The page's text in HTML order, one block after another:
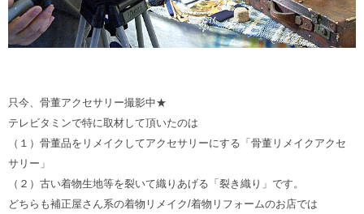
只今、骨董アクセサリー撮影中★
テレビタミンで特に取材して頂いたのは
（１）骨董品をリメイクしてアクセサリーにする「骨董リメイクアクセ
サリー」
（２）古い着物生地等を裂いて織りあげる「裂き織り」です。
どちらも補正屋さん系の着物リメイク/着物リフォームのお店では